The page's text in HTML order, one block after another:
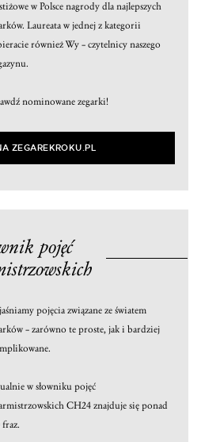
w Polsce nagrody dla najlepszych
Laureata w jednej z kategorii
również Wy – czytelnicy naszego
nominowane zegarki!
ZEGAREKROKU.PL
pojęć
pojęcia związane ze światem
– zarówno te proste, jak i bardziej
w słowniku pojęć
CH24 znajduje się ponad
fraz.